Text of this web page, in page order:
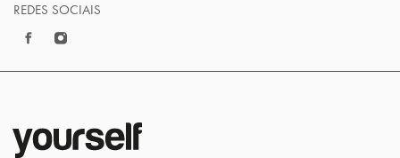
REDES SOCIAIS